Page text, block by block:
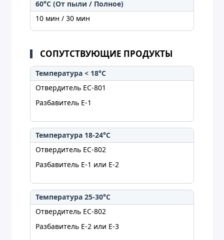
60°C (От пыли / Полное)
10 мин / 30 мин
СОПУТСТВУЮЩИЕ ПРОДУКТЫ
Температура < 18°C
Отвердитель EC-801
Разбавитель E-1
Температура 18-24°C
Отвердитель EC-802
Разбавитель E-1 или E-2
Температура 25-30°C
Отвердитель EC-802
Разбавитель E-2 или E-3